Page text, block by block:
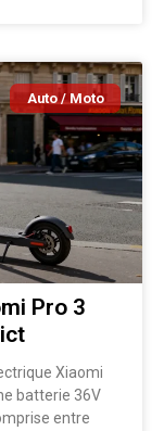
Auto / Moto
Pro 3
Xiaomi
batterie 36V
entre